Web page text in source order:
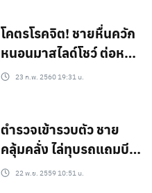
โคตรโรคจิต! ชายหื่นควัก
หนอนมาสไลด์โชว์ ต่อหน้า
เด็กอนุบาล ที่ยืนข้าง
23 ก.พ. 2560 19:31 น.
ตำรวจเข้ารวบตัว ชาย
คลุ้มคลั่ง ไล่ทุบรถแถมบีบ
คอเด็กนักเรียน กลางแยก
22 พ.ย. 2559 10:51 น.